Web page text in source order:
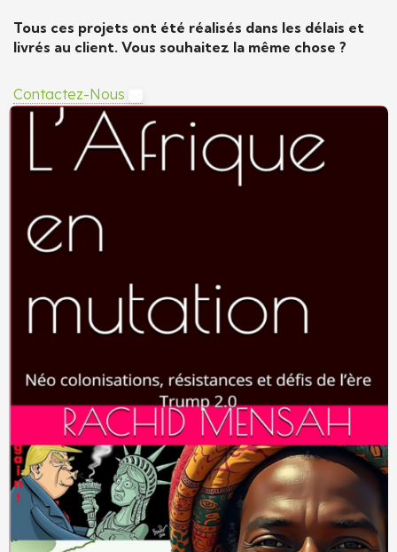
Tous ces projets ont été réalisés dans les délais et
livrés au client. Vous souhaitez la même chose ?
Contactez-Nous